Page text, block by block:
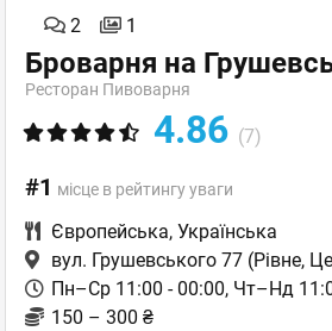
2 1
Броварня на
Ресторан Пивоварня
4.86 (7)
#1 місце в рейтингу уваги
Європейська, Українська
вул. Грушевського 77 (Рівне,
Пн–Ср 11:00 - 00:00, Чт–Нд
150 – 300 ₴